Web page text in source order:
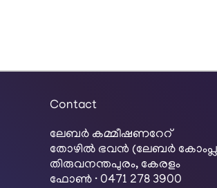
Contact
ലേബര്‍ കമ്മീഷണറേറ്
തോഴിൽ ഭവൻ (ലേബർ
തിരുവനന്തപുരം, കേരളം
ഫോൺ · 0471 278 3900